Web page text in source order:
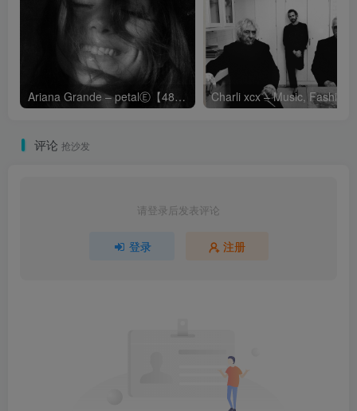
Ariana Grande – petalⒺ【48kHz／24bit】英国区
评论 抢沙发
请登录后发表评论
登录 注册